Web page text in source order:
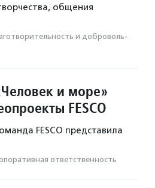
общения
и доброволь­
и море»
FESCO
FESCO представила
ответственность